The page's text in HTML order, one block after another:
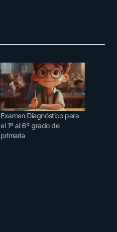
Examen Diagnóstico para
el 1º al 6º grado de
primaria